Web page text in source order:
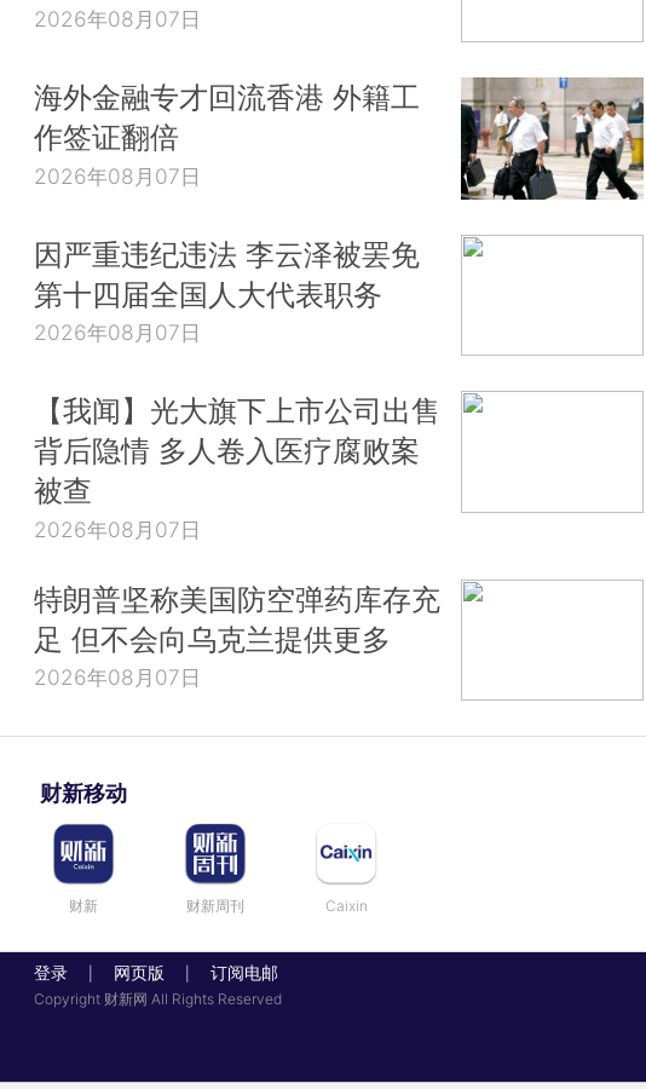
2026年08月07日
海外金融专才回流香港 外籍工
作签证翻倍
2026年08月07日
因严重违纪违法 李云泽被罢免
第十四届全国人大代表职务
2026年08月07日
【我闻】光大旗下上市公司出售
背后隐情 多人卷入医疗腐败案
被查
2026年08月07日
特朗普坚称美国防空弹药库存充
足 但不会向乌克兰提供更多
2026年08月07日
财新移动
财新 财新周刊 Caixin
登录 网页版 订阅电邮
Copyright 财新网 All Rights Reserved